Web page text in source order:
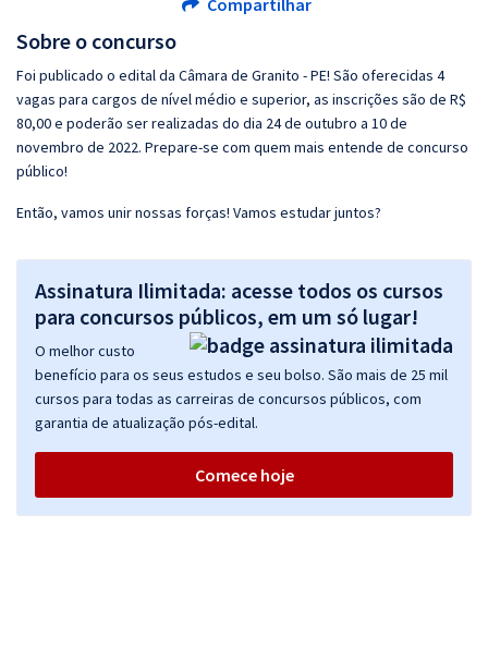
Sobre o concurso
Foi publicado o edital da Câmara de Granito - PE! São oferecidas 4
vagas para cargos de nível médio e superior, as inscrições são de R$
80,00 e poderão ser realizadas do dia 24 de outubro a 10 de
novembro de 2022. Prepare-se com quem mais entende de concurso
público!
Então, vamos unir nossas forças! Vamos estudar juntos?
Assinatura Ilimitada: acesse todos os cursos
para concursos públicos, em um só lugar!
O melhor custo
benefício para os seus estudos e seu bolso. São mais de 25 mil
cursos para todas as carreiras de concursos públicos, com
garantia de atualização pós-edital.
Comece hoje
Compartilhar